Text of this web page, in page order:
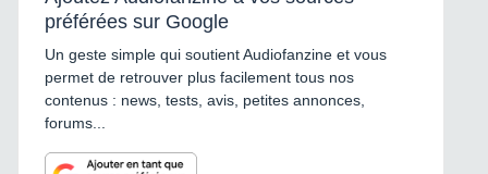
préférées sur Google
Un geste simple qui soutient Audiofanzine et vous
permet de retrouver plus facilement tous nos
contenus : news, tests, avis, petites annonces,
forums...